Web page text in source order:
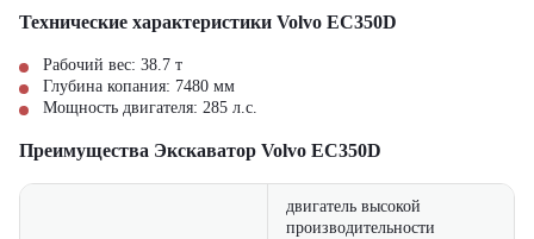
Технические характеристики Volvo EC350D
Рабочий вес: 38.7 т
Глубина копания: 7480 мм
Мощность двигателя: 285 л.с.
Преимущества Экскаватор Volvo EC350D
двигатель высокой
производительности